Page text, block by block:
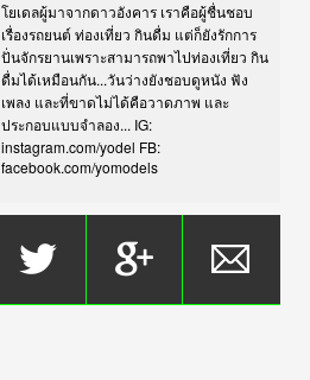
โยเดลผู้มาจากดาวอังคาร เราคือผู้ชื่นชอบ
เรื่องรถยนต์ ท่องเที่ยว กินดื่ม แต่ก็ยังรักการ
ปั่นจักรยานเพราะสามารถพาไปท่องเที่ยว กิน
ดื่มได้เหมือนกัน...วันว่างยังชอบดูหนัง ฟัง
เพลง และที่ขาดไม่ได้คือวาดภาพ และ
ประกอบแบบจำลอง... IG:
instagram.com/yodel FB:
facebook.com/yomodels